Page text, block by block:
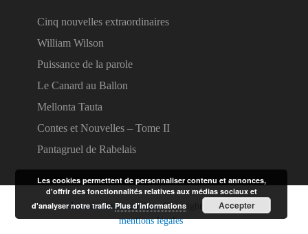
Cinq nouvelles extraordinaires
William Wilson
Puissance de la parole
Le Canard au Ballon
Mellonta Tauta
Contes et Nouvelles – Tome II
Pantagruel de Rabelais
Lire des livres en ligneCopyright © 2026.
mentions légales
Les cookies permettent de personnaliser contenu et annonces,
d'offrir des fonctionnalités relatives aux médias sociaux et
d'analyser notre trafic.Plus d’informations Accepter